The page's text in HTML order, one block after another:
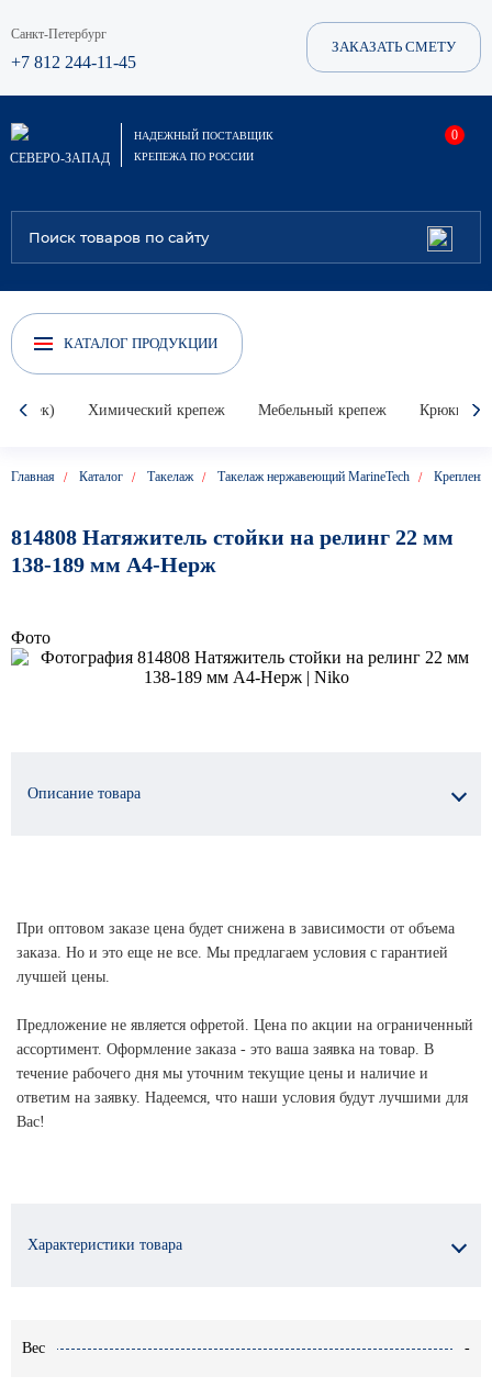
Санкт-Петербург
+7 812 244-11-45
ЗАКАЗАТЬ СМЕТУ
СЕВЕРО-ЗАПАД
НАДЕЖНЫЙ ПОСТАВЩИК
КРЕПЕЖА ПО РОССИИ
0
КАТАЛОГ ПРОДУКЦИИ
Химический крепеж Мебельный крепеж Крюки,
Главная Каталог Такелаж Такелаж нержавеющий MarineTech
814808 Натяжитель стойки на релинг 22 мм
138-189 мм А4-Нерж
Фото
Описание товара
При оптовом заказе цена будет снижена в зависимости от объема
заказа. Но и это еще не все. Мы предлагаем условия с гарантией
лучшей цены.
Предложение не является офретой. Цена по акции на ограниченный
ассортимент. Оформление заказа - это ваша заявка на товар. В
течение рабочего дня мы уточним текущие цены и наличие и
ответим на заявку. Надеемся, что наши условия будут лучшими для
Вас!
Характеристики товара
Вес -